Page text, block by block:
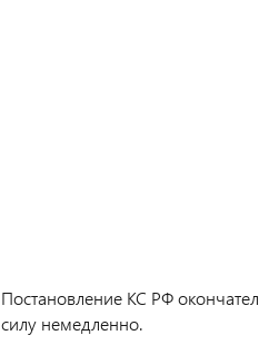
Постановление КС РФ
силу немедленно.